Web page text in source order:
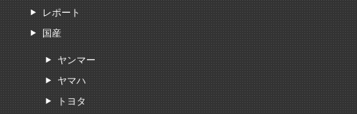
レポート
国産
ヤンマー
ヤマハ
トヨタ